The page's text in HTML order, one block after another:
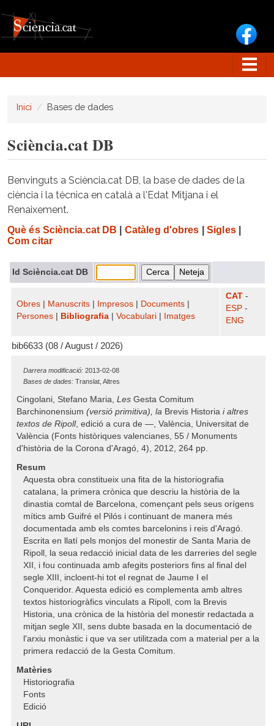
Inici Bases de dades
Sciència.cat DB
Benvinguts a Sciència.cat DB, la base de dades de la
ciència i la tècnica en català a l'Edat Mitjana i el
Renaixement.
Què és Sciència.cat DB Catàleg d'obres Sigles|
Com citar
Id Sciència.cat DB
Obres Manuscrits Impresos Documents
Persones
Bibliografia Vocabulari Imatges
CAT -
ESP -
ENG
bib6633 (08 / August / 2026)
Darrera modificació: 2013-02-08
Bases de dades: Translat, Altres
Cingolani, Stefano Maria, Les Gesta Comitum
Barchinonensium (versió primitiva), la Brevis Historia i altres
textos de Ripoll, edició a cura de —, València, Universitat de
València (Fonts històriques valencianes, 55 / Monuments
d'història de la Corona d'Aragó, 4), 2012, 264 pp.
Resum
Aquesta obra constitueix una fita de la historiografia
catalana, la primera crònica que descriu la història de la
dinastia comtal de Barcelona, començant pels seus orígens
mítics amb Guifré el Pilós i continuant de manera més
documentada amb els comtes barcelonins i reis d'Aragó.
Escrita en llatí pels monjos del monestir de Santa Maria de
Ripoll, la seua redacció inicial data de les darreries del segle
XII, i fou continuada amb afegits posteriors fins al final del
segle XIII, incloent-hi tot el regnat de Jaume I el
Conqueridor. Aquesta edició es complementa amb altres
textos historiogràfics vinculats a Ripoll, com la Brevis
Historia, una crònica de la història del monestir redactada a
mitjan segle XII, sens dubte basada en la documentació de
l'arxiu monàstic i que va ser utilitzada com a material per a la
primera redacció de la Gesta Comitum.
Matèries
Historiografia
Fonts
Edició